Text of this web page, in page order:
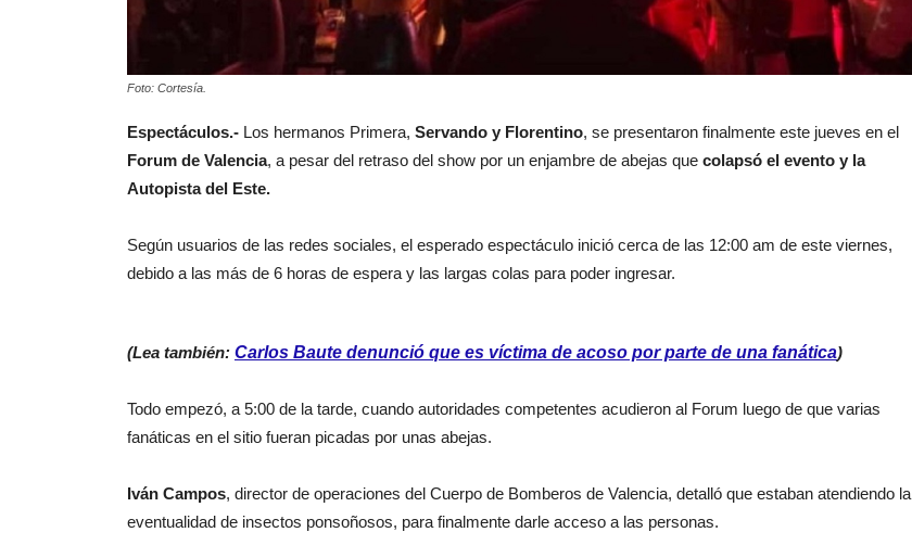
Foto: Cortesía.
Espectáculos.- Los hermanos Primera, Servando y Florentino, se presentaron finalmente este jueves en el
Forum de Valencia, a pesar del retraso del show por un enjambre de abejas que colapsó el evento y la
Autopista del Este.
Según usuarios de las redes sociales, el esperado espectáculo inició cerca de las 12:00 am de este viernes,
debido a las más de 6 horas de espera y las largas colas para poder ingresar.
(Lea también: Carlos Baute denunció que es víctima de acoso por parte de una fanática)
Todo empezó, a 5:00 de la tarde, cuando autoridades competentes acudieron al Forum luego de que varias
fanáticas en el sitio fueran picadas por unas abejas.
Iván Campos, director de operaciones del Cuerpo de Bomberos de Valencia, detalló que estaban atendiendo la
eventualidad de insectos ponsoñosos, para finalmente darle acceso a las personas.